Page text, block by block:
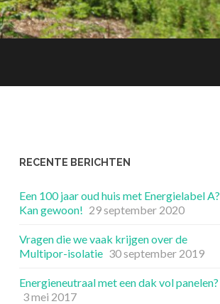
RECENTE BERICHTEN
Een 100 jaar oud huis met Energielabel A?
Kan gewoon! 29 september 2020
Vragen die we vaak krijgen over de
Multipor-isolatie 30 september 2019
Energieneutraal met een dak vol panelen?
3 mei 2017